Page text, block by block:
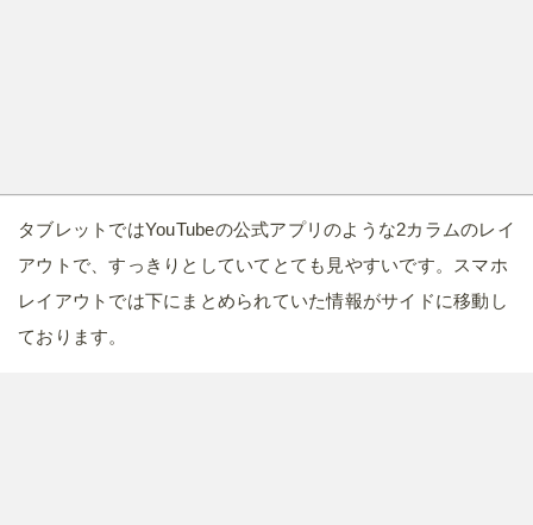
タブレットではYouTubeの公式アプリのような2カラムのレイ
アウトで、すっきりとしていてとても見やすいです。スマホ
レイアウトでは下にまとめられていた情報がサイドに移動し
ております。